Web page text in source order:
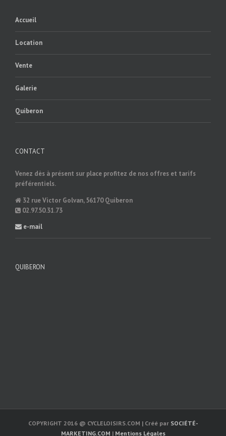
Accueil
Location
Vente
Galerie
Quiberon
CONTACT
Venez dès à présent sur place profitez de nos offres et tarifs
préférentiels.
32 rue Victor Golvan, 56170 Quiberon
02.97.50.31.73
e-mail
QUIBERON
COPYRIGHT 2016 @ CYCLELOISIRS.COM | Créé par SOCIÉTÉ-
MARKETING.COM | Mentions Légales